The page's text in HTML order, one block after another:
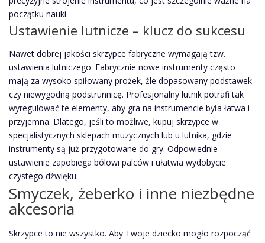
początku nauki.
Ustawienie lutnicze – klucz do sukcesu
Nawet dobrej jakości skrzypce fabryczne wymagają tzw.
ustawienia lutniczego. Fabrycznie nowe instrumenty często
mają za wysoko spiłowany prożek, źle dopasowany podstawek
czy niewygodną podstrunnicę. Profesjonalny lutnik potrafi tak
wyregulować te elementy, aby gra na instrumencie była łatwa i
przyjemna. Dlatego, jeśli to możliwe, kupuj skrzypce w
specjalistycznych sklepach muzycznych lub u lutnika, gdzie
instrumenty są już przygotowane do gry. Odpowiednie
ustawienie zapobiega bólowi palców i ułatwia wydobycie
czystego dźwięku.
Smyczek, żeberko i inne niezbędne
akcesoria
Skrzypce to nie wszystko. Aby Twoje dziecko mogło rozpocząć